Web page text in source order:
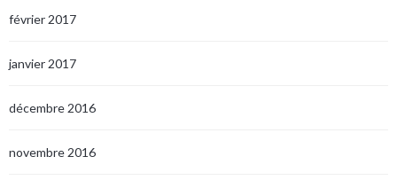
février 2017
janvier 2017
décembre 2016
novembre 2016